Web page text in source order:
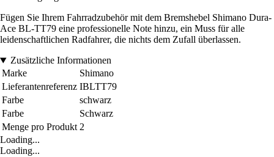
Fügen Sie Ihrem Fahrradzubehör mit dem Bremshebel Shimano Dura-
Ace BL-TT79 eine professionelle Note hinzu, ein Muss für alle
leidenschaftlichen Radfahrer, die nichts dem Zufall überlassen.
Zusätzliche Informationen
Marke
Shimano
Lieferantenreferenz IBLTT79
Farbe
schwarz
Farbe
Schwarz
Menge pro Produkt 2
Loading...
Loading...